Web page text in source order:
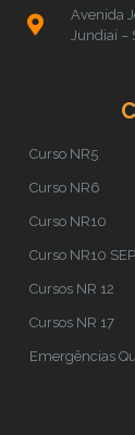
Avenida
Jundiaí –
Curso NR5
Curso NR6
Curso NR10
Curso NR10 SEP
Cursos NR 12
Cursos NR 17
Emergências